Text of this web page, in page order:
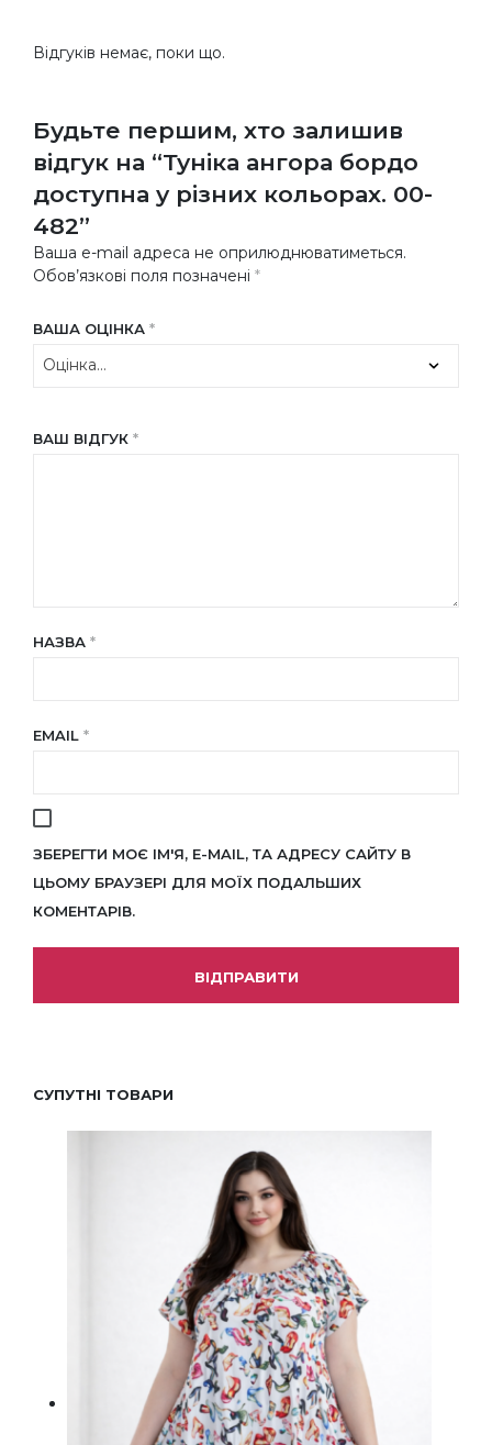
Відгуків немає, поки що.
Будьте першим, хто залишив
відгук на “Туніка ангора бордо
доступна у різних кольорах. 00-
482”
Ваша e-mail адреса не оприлюднюватиметься.
Обов’язкові поля позначені *
ВАША ОЦІНКА *
ВАШ ВІДГУК *
НАЗВА *
EMAIL *
ЗБЕРЕГТИ МОЄ ІМ'Я, E-MAIL, ТА АДРЕСУ САЙТУ В
ЦЬОМУ БРАУЗЕРІ ДЛЯ МОЇХ ПОДАЛЬШИХ
КОМЕНТАРІВ.
СУПУТНІ ТОВАРИ